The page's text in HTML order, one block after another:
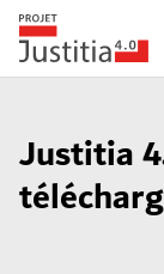
Justitia